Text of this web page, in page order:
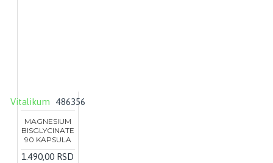
Vitalikum 486356
MAGNESIUM
BISGLYCINATE
90 KAPSULA
1.490,00 RSD